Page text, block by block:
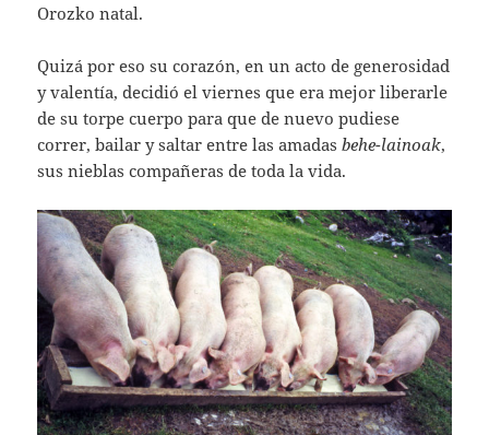
Orozko natal.
Quizá por eso su corazón, en un acto de generosidad
y valentía, decidió el viernes que era mejor liberarle
de su torpe cuerpo para que de nuevo pudiese
correr, bailar y saltar entre las amadasbehe-lainoak,
sus nieblas compañeras de toda la vida.